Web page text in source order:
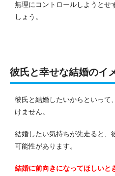
無理にコントロールしようとせ
しょう。
彼氏と幸せな結婚のイ
彼氏と結婚したいからといって
けません。
結婚したい気持ちが先走ると、
可能性があります。
結婚に前向きになってほしいと